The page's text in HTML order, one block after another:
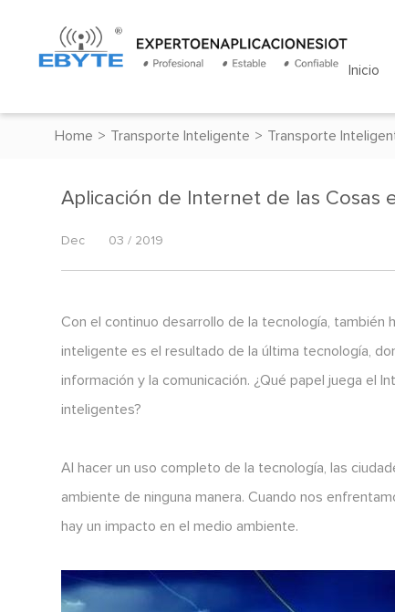
Inicio
Home > Transporte Inteligente > Transporte
Aplicación de Internet de las Cosas
Dec 03 / 2019
Con el continuo desarrollo de la tecnología, también
inteligente es el resultado de la última tecnología,
información y la comunicación. ¿Qué papel juega el
inteligentes?
Al hacer un uso completo de la tecnología, las
ambiente de ninguna manera. Cuando nos
hay un impacto en el medio ambiente.